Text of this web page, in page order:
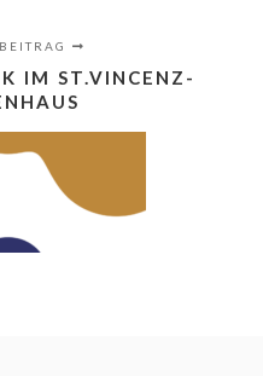
IM ST.VINCENZ-